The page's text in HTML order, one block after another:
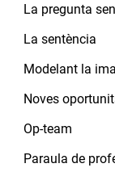
La pregunta
La sentència
Modelant la
Noves
Op-team
Paraula de